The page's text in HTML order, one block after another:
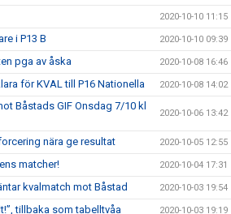
2020-10-10 11:15
i P13 B 2020-10-10 09:39
pga av åska 2020-10-08 16:46
för KVAL till P16 Nationella 2020-10-08 14:02
Båstads GIF Onsdag 7/10 kl
2020-10-06 13:42
nära ge resultat 2020-10-05 12:55
matcher! 2020-10-04 17:31
kvalmatch mot Båstad 2020-10-03 19:54
tillbaka som tabelltvåa 2020-10-03 19:19